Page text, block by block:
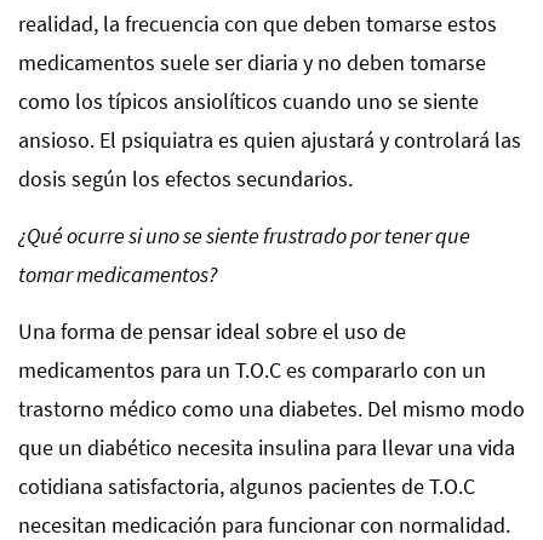
realidad, la frecuencia con que deben tomarse estos
medicamentos suele ser diaria y no deben tomarse
como los típicos ansiolíticos cuando uno se siente
ansioso. El psiquiatra es quien ajustará y controlará las
dosis según los efectos secundarios.
¿Qué ocurre si uno se siente frustrado por tener que
tomar medicamentos?
Una forma de pensar ideal sobre el uso de
medicamentos para un T.O.C es compararlo con un
trastorno médico como una diabetes. Del mismo modo
que un diabético necesita insulina para llevar una vida
cotidiana satisfactoria, algunos pacientes de T.O.C
necesitan medicación para funcionar con normalidad.